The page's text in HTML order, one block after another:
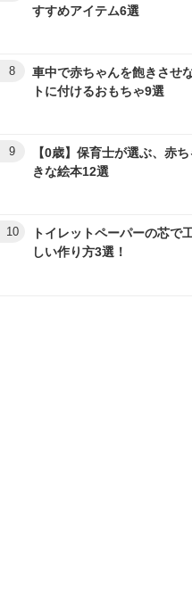
すすめアイテム6選
8
車中で赤ちゃんを飽きさせ
トに付けるおもちゃ9選
9
【0歳】保育士が選ぶ、赤
きな絵本12選
10
トイレットペーパーの芯で
しい作り方3選！